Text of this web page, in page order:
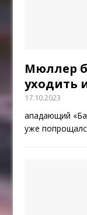
Мюллер
уходить
17.10.2023
ападающий
уже